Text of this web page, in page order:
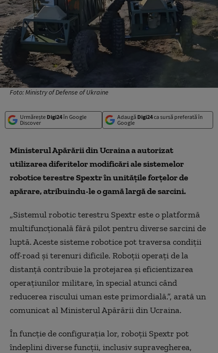
Foto: Ministry of Defense of Ukraine
Urmărește Digi24în Google
Discover
Adaugă Digi24ca sursă preferată în
Google
Ministerul Apărării din Ucraina a autorizat
utilizarea diferitelor modificări ale sistemelor
robotice terestre Spextr în unitățile forțelor de
apărare, atribuindu-le o gamă largă de sarcini.
„Sistemul robotic terestru Spextr este o platformă
multifuncțională fără pilot pentru diverse sarcini de
luptă. Aceste sisteme robotice pot traversa condiții
off-road și terenuri dificile. Roboții operați de la
distanță contribuie la protejarea și eficientizarea
operațiunilor militare, în special atunci când
reducerea riscului uman este primordială.”, arată un
comunicat al Ministerul Apărării din Ucraina.
În funcție de configurația lor, roboții Spextr pot
îndeplini diverse funcții, inclusiv supravegherea,